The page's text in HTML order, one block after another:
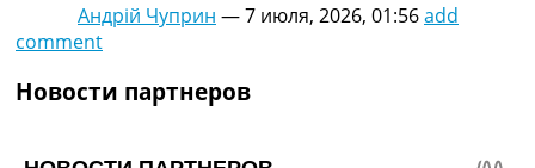
Андрій Чуприн —7 июля, 2026, 01:56add
comment
Новости партнеров